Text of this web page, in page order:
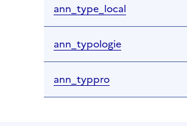
ann_type_local
ann_typologie
ann_typpro